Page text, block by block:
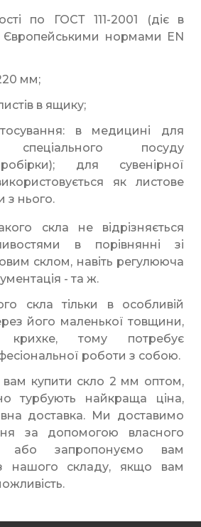
по ГОСТ 111-2001 (діє в
Європейськими нормами EN
мм;
в ящику;
в медицині для
спеціального посуду
для сувенірної
як листове
з нього.
скла не відрізняється
в порівнянні зі
склом, навіть регулююча
- та ж.
скла тільки в особливій
його маленької товщини,
тому потребує
роботи з собою.
купити скло 2 мм оптом,
турбують найкраща ціна,
доставка. Ми доставимо
за допомогою власного
або запропонуємо вам
нашого складу, якщо вам